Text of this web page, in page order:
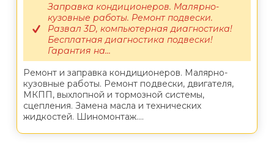
Ремонт и заправка кондиционеров. Малярно-
кузовные работы. Ремонт подвески, двигателя,
МКПП, выхлопной и тормозной системы,
сцепления. Замена масла и технических
жидкостей. Шиномонтаж....
Заправка кондиционеров. Малярно-
кузовные работы. Ремонт подвески.
Развал 3D, компьютерная диагностика!
Бесплатная диагностика подвески!
Гарантия на...